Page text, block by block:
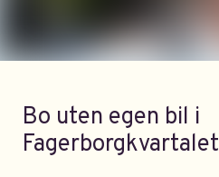
Bo uten egen bil i
Fagerborgkvartalet